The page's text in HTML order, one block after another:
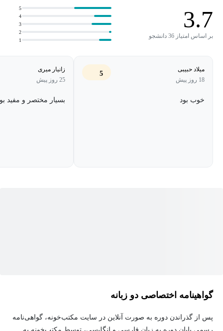
خطاهای تایپی را به حداقل برسانید.
3.7
بر اساس امتیاز 36 دانشجو
1
2
3
4
5
میلاد حبیبی
18 روز پیش
5
خوب بود
زانیار میری
25 روز پیش
بسیار مختصر و مفید
گواهینامه اختصاصی دو زبانه
پس از گذراندن دوره به صورت آنلاین در سایت مکتب‌خونه، گواهی‌نامه